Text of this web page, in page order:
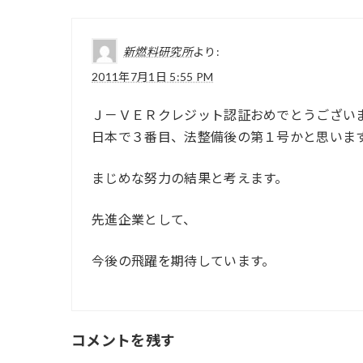
新燃料研究所より:
2011年7月1日 5:55 PM
Ｊ－ＶＥＲクレジット認証おめでとうござい
日本で３番目、法整備後の第１号かと思いま
まじめな努力の結果と考えます。
先進企業として、
今後の飛躍を期待しています。
コメントを残す